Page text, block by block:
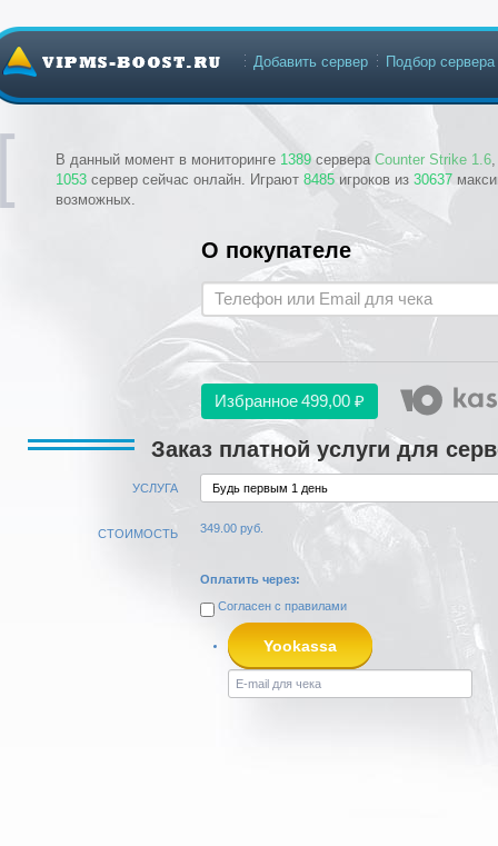
В данный момент в мониторинге 1389 сервера Counter Strike 1.6
1053 сервер сейчас онлайн. Играют 8485 игроков из 30637
возможных.
Добавить сервер Подбор сервера
О покупателе
Избранное499,00 ₽
Заказ платной услуги для
УСЛУГА
СТОИМОСТЬ 349.00 руб.
Оплатить через:
Согласен с правилами
Yookassa